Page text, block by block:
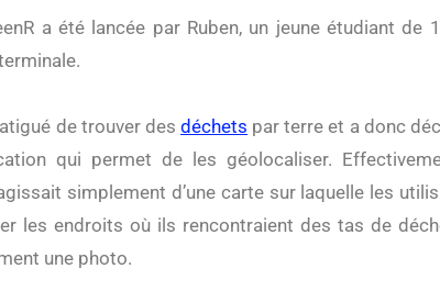
de trouver des déchets par terre et a donc
qui permet de les géolocaliser.
simplement d’une carte sur laquelle les
les endroits où ils rencontraient des tas de
une photo.